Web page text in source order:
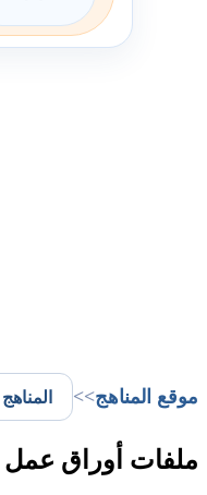
موقع المناهج>>
ملفات أوراق عمل